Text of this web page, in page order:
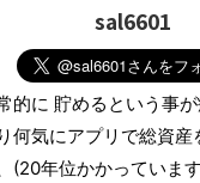
sal6601
的に 貯めるという事
何気にアプリで総資産
(20年位かかっていま